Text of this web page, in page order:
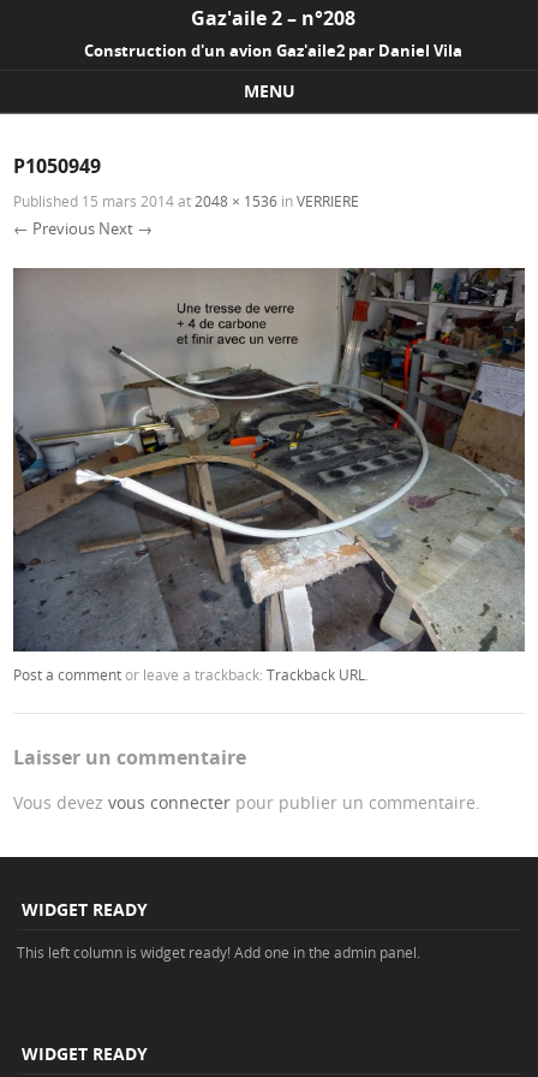
Gaz'aile 2 – n°208
Construction d'un avion Gaz'aile2 par Daniel Vila
MENU
P1050949
Published 15 mars 2014at 2048 × 1536 inVERRIERE
← Previous Next →
Post a commentor leave a trackback:Trackback URL
Laisser un commentaire
Vous devezvous connecter pour publier un commentaire.
WIDGET READY
This left column is widget ready! Add one in the admin panel.
WIDGET READY